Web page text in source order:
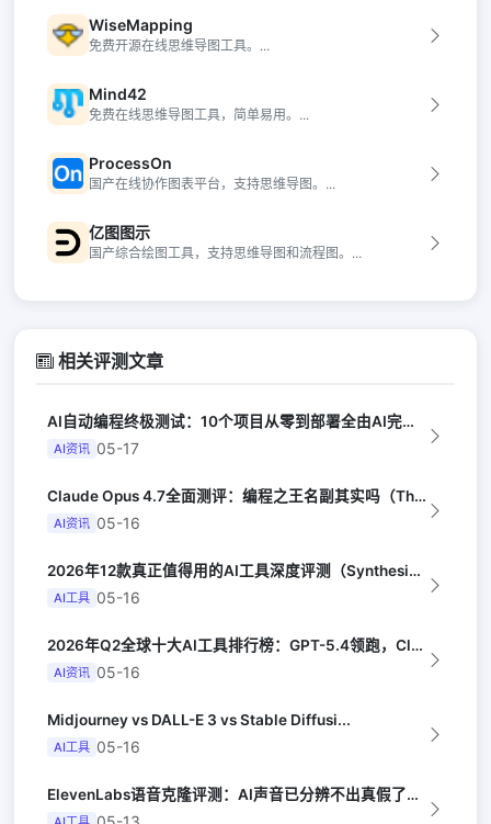
WiseMapping
免费开源在线思维导图工具。...
Mind42
免费在线思维导图工具，简单易用。...
ProcessOn
国产在线协作图表平台，支持思维导图。...
亿图图示
国产综合绘图工具，支持思维导图和流程图。...
相关评测文章
AI自动编程终极测试：10个项目从零到部署全由AI完成（Y Combinator...
AI资讯 05-17
Claude Opus 4.7全面测评：编程之王名副其实吗（The Verge）
AI资讯 05-16
2026年12款真正值得用的AI工具深度评测（Synthesia评选）
AI工具 05-16
2026年Q2全球十大AI工具排行榜：GPT-5.4领跑，Claude Opus...
AI资讯 05-16
Midjourney vs DALL-E 3 vs Stable Diffusi...
AI工具 05-16
ElevenLabs语音克隆评测：AI声音已分辨不出真假了（Ars Techni...